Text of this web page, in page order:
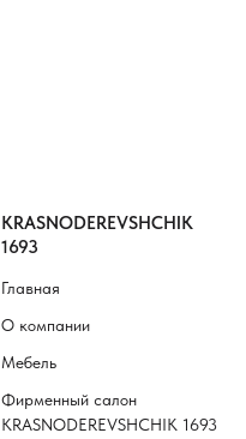
KRASNODEREVSHCHIK
1693
Главная
О компании
Мебель
Фирменный салон
KRASNODEREVSHCHIK 1693